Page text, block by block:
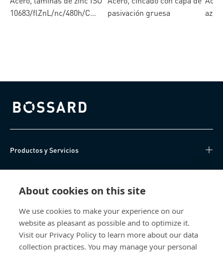
About cookies on this site
We use cookies to make your experience on our
website as pleasant as possible and to optimize it.
Visit our Privacy Policy to learn more about our data
collection practices. You may manage your personal
10683/flZnL/nc/480h/C
pasivación gruesa
azul
Bossard homepage
Productos y Servicios
Sobre nosotros
Bossard México